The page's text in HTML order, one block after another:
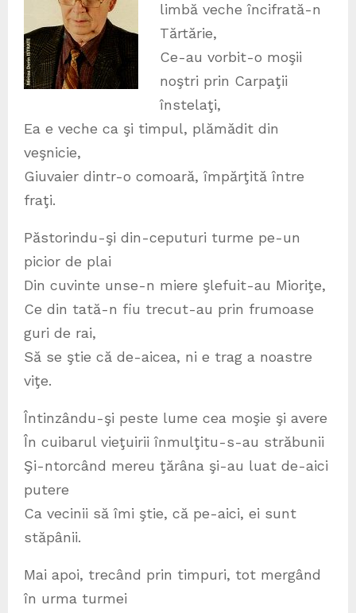
limbă veche încifrată-n
Tărtărie,
Ce-au vorbit-o moşii
noştri prin Carpaţii
înstelaţi,
Ea e veche ca şi timpul, plămădit din
veşnicie,
Giuvaier dintr-o comoară, împărţită între
fraţi.
Păstorindu-şi din-ceputuri turme pe-un
picior de plai
Din cuvinte unse-n miere şlefuit-au Mioriţe,
Ce din tată-n fiu trecut-au prin frumoase
guri de rai,
Să se ştie că de-aicea, ni e trag a noastre
viţe.
Întinzându-şi peste lume cea moşie şi avere
În cuibarul vieţuirii înmulţitu-s-au străbunii
Şi-ntorcând mereu ţărâna şi-au luat de-aici
putere
Ca vecinii să îmi ştie, că pe-aici, ei sunt
stăpânii.
Mai apoi, trecând prin timpuri, tot mergând
în urma turmei